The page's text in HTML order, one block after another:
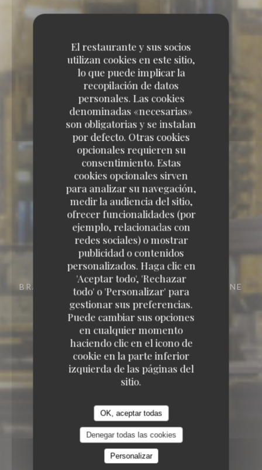
El restaurante y sus socios
utilizan cookies en este sitio,
lo que puede implicar la
recopilación de datos
personales. Las cookies
denominadas «necesarias»
son obligatorias y se instalan
por defecto. Otras cookies
opcionales requieren su
consentimiento. Estas
cookies opcionales sirven
para analizar su navegación,
medir la audiencia del sitio,
ofrecer funcionalidades (por
ejemplo, relacionadas con
redes sociales) o mostrar
publicidad o contenidos
personalizados. Haga clic en
'Aceptar todo', 'Rechazar
todo' o 'Personalizar' para
gestionar sus preferencias.
Puede cambiar sus opciones
en cualquier momento
haciendo clic en el icono de
cookie en la parte inferior
izquierda de las páginas del
sitio.
OK, aceptar todas
Denegar todas las cookies
Personalizar
BRASSERIE - RESTAURANT
29 RUE VIVIENNE
75002 PARIS